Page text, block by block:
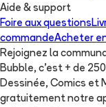
Aide & support
Foire aux questions
commandeAcheter
Rejoignez la
Bubble, c'est + de
Dessinée, Comics et
gratuitement notre